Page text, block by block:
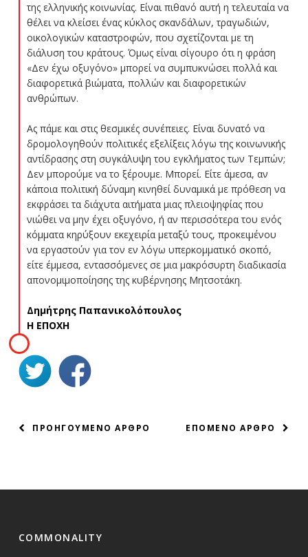
της ελληνικής κοινωνίας. Είναι πιθανό αυτή η τελευταία να
θέλει να κλείσει ένας κύκλος σκανδάλων, τραγωδιών,
οικολογικών καταστροφών, που σχετίζονται με τη
διάλυση του κράτους. Όμως είναι σίγουρο ότι η φράση
«Δεν έχω οξυγόνο» μπορεί να συμπυκνώσει πολλά και
διαφορετικά βιώματα, πολλών και διαφορετικών
ανθρώπων.
Ας πάμε και στις θεσμικές συνέπειες. Είναι δυνατό να
δρομολογηθούν πολιτικές εξελίξεις λόγω της κοινωνικής
αντίδρασης στη συγκάλυψη του εγκλήματος των Τεμπών;
Δεν μπορούμε να το ξέρουμε. Μπορεί. Είτε άμεσα, αν
κάποια πολιτική δύναμη κινηθεί δυναμικά με πρόθεση να
εκφράσει τα διάχυτα αιτήματα μιας πλειοψηφίας που
νιώθει να μην έχει οξυγόνο, ή αν περισσότερα του ενός
κόμματα κηρύξουν εκεχειρία μεταξύ τους, προκειμένου
να εργαστούν για τον εν λόγω υπερκομματικό σκοπό,
είτε έμμεσα, εντασσόμενες σε μια μακρόσυρτη διαδικασία
απονομιμοποίησης της κυβέρνησης Μητσοτάκη.
Δημήτρης Παπανικολόπουλος
Η ΕΠΟΧΗ
ΠΛΟΗΓΗΣΗ
ΕΠΟΜΕΝΟ ΑΡΘΡΟ
ΠΡΟΗΓΟΥΜΕΝΟ ΑΡΘΡΟ
COMMONALITY